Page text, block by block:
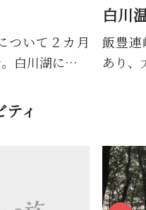
泉 白川荘
峰のふもと白川湖畔そ
大自然に囲まれながら
ィ